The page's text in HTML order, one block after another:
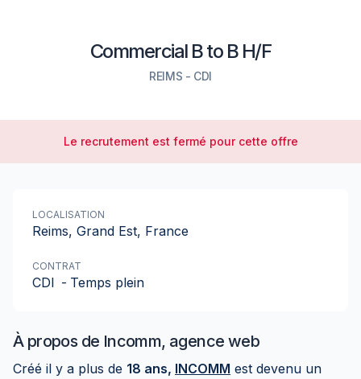
Commercial B to B H/F
REIMS - CDI
Le recrutement est fermé pour cette offre
À propos de Incomm, agence web
Créé il y a plus de 18 ans, INCOMM est devenu un
LOCALISATION
Reims, Grand Est, France
CONTRAT
CDI - Temps plein